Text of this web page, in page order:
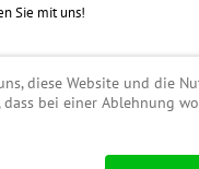
Sie mit uns!
Hardenduro, Extreme
diese Website und die
dass bei einer Ablehnung